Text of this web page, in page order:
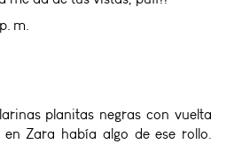
m.
planitas negras con vuelta
Zara había algo de ese rollo.